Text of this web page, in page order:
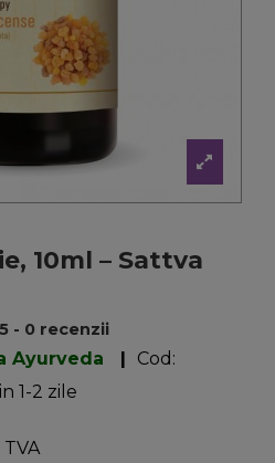
10ml – Sattva
5- 0 recenzii
Ayurveda | Cod:
1-2 zile